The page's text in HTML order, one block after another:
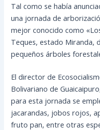
Tal como se había
una jornada de
mejor conocido como
Teques, estado Miranda,
pequeños árboles
El director de
Bolivariano de
para esta jornada se
jacarandas, jobos rojos,
fruto pan, entre otras